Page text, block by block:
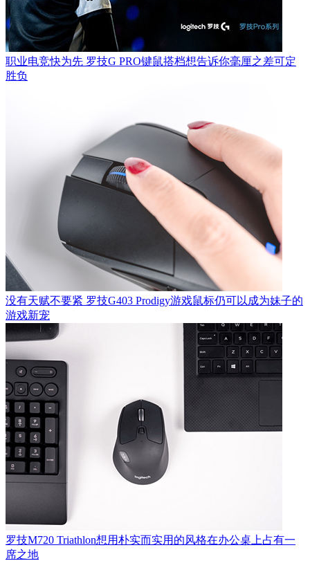
职业电竞快为先 罗技G PRO键鼠搭档想告诉你毫厘之差可定
胜负
没有天赋不要紧 罗技G403 Prodigy游戏鼠标仍可以成为妹子的
游戏新宠
罗技M720 Triathlon想用朴实而实用的风格在办公桌上占有一
席之地